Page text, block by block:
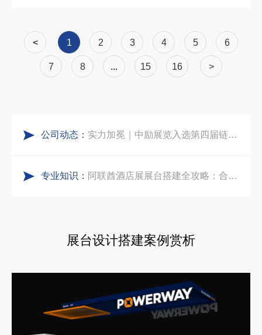
< 1 2 3 4 5 6
7 8 ... 15 16 >
公司动态：
五一劳动节｜致敬每一份耕耘，共赴会展新征程
再获殊荣！中励展览荣获世界制药原料中国展可持续金奖
看得见的品质：人民网对中励展览的采访报道
专业知识：
合肥全球云计算展大数据展台互动区怎么落地？避开行业通病，用互动体验抓住专业观展决策者
阿联酋酒店展展台搭建全攻略：合规落地、吸客转化、避坑实操指南
沙特阿拉伯跨境氢能展全流程展台验收现场｜避坑验收指南
展台设计搭建案例赏析